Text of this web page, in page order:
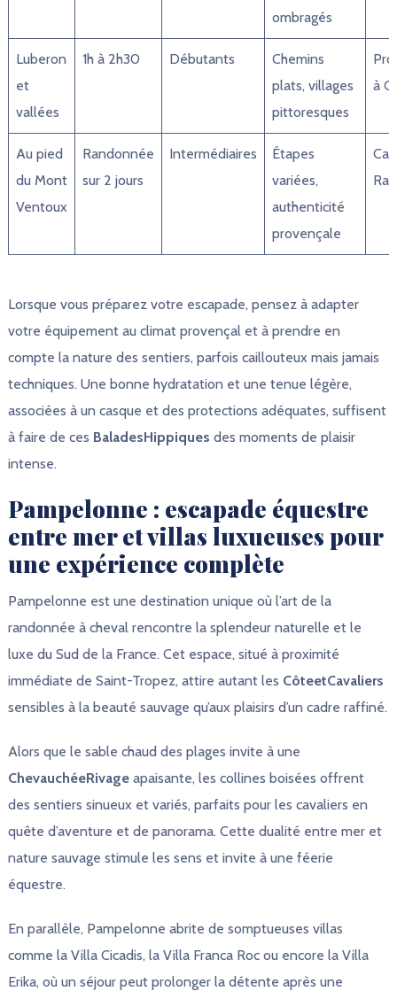
ombragés
Luberon
et
vallées
1h à 2h30 Débutants
Chemins
plats, villages
pittoresques
à
Au pied
du Mont
Ventoux
Randonnée
sur 2 jours
Intermédiaires
Étapes
variées,
authenticité
provençale
Cap
Lorsque vous préparez votre escapade, pensez à adapter
votre équipement au climat provençal et à prendre en
compte la nature des sentiers, parfois caillouteux mais jamais
techniques. Une bonne hydratation et une tenue légère,
associées à un casque et des protections adéquates, suffisent
à faire de ces BaladesHippiques des moments de plaisir
intense.
Pampelonne : escapade équestre
entre mer et villas luxueuses pour
une expérience complète
Pampelonne est une destination unique où l’art de la
randonnée à cheval rencontre la splendeur naturelle et le
luxe du Sud de la France. Cet espace, situé à proximité
immédiate de Saint-Tropez, attire autant les CôteetCavaliers
sensibles à la beauté sauvage qu’aux plaisirs d’un cadre raffiné.
Alors que le sable chaud des plages invite à une
ChevauchéeRivageapaisante, les collines boisées offrent
des sentiers sinueux et variés, parfaits pour les cavaliers en
quête d’aventure et de panorama. Cette dualité entre mer et
nature sauvage stimule les sens et invite à une féerie
équestre.
En parallèle, Pampelonne abrite de somptueuses villas
comme la Villa Cicadis, la Villa Franca Roc ou encore la Villa
Erika, où un séjour peut prolonger la détente après une